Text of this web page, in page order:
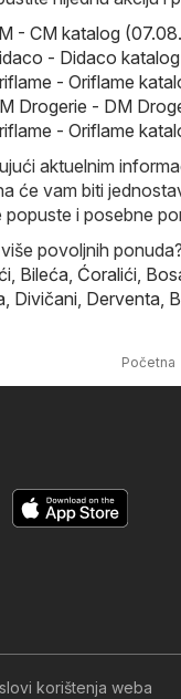
- CM katalog
- Didaco
- Oriflame
Drogerie - DM
- Oriflame
aktuelnim
će vam biti
popuste i posebne
povoljnih
Bileća Ćoralići
Divičani Derventa
Početna
korištenja weba